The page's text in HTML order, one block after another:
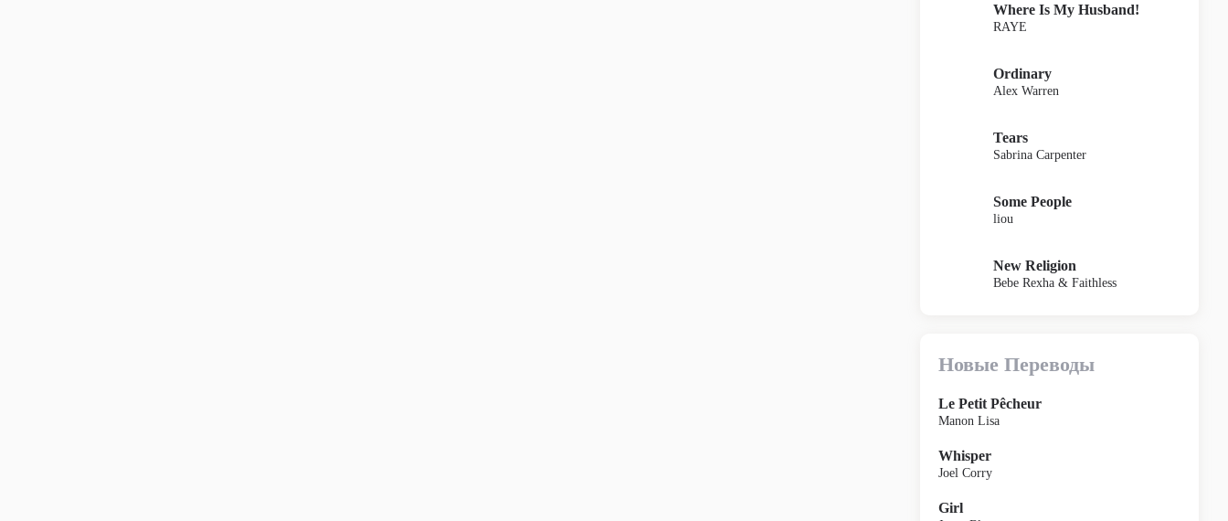
Where Is My Husband!
RAYE
Ordinary
Alex Warren
Tears
Sabrina Carpenter
Some People
liou
New Religion
Bebe Rexha & Faithless
Новые Переводы
Le Petit Pêcheur
Manon Lisa
Whisper
Joel Corry
Girl